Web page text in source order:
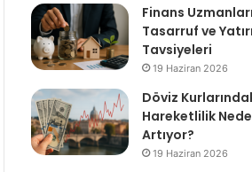
Finans
Tasarruf ve
Tavsiyeleri
19 Haziran 2026
Döviz
Hareketlilik
Artıyor?
19 Haziran 2026